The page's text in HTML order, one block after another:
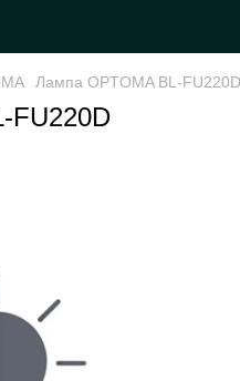
Лампа OPTOMA BL-FU220D
FU220D